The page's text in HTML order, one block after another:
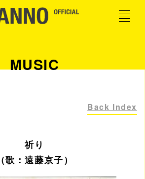
MUSIC
Back Index
祈り
（歌：遠藤京子）